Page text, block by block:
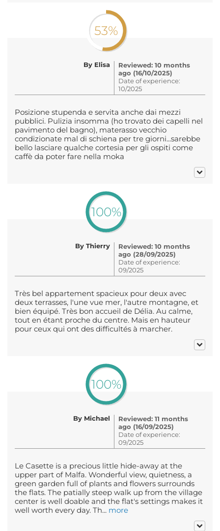
53%
By Elisa
Reviewed: 10 months
ago (16/10/2025)
Date of experience:
10/2025
Posizione stupenda e servita anche dai mezzi
pubblici. Pulizia insomma (ho trovato dei capelli nel
pavimento del bagno), materasso vecchio
condizionate mal di schiena per tre giorni...sarebbe
bello lasciare qualche cortesia per gli ospiti come
caffè da poter fare nella moka
100%
By Thierry
Reviewed: 10 months
ago (28/09/2025)
Date of experience:
09/2025
Très bel appartement spacieux pour deux avec
deux terrasses, l'une vue mer, l'autre montagne, et
bien équipé. Très bon accueil de Délia. Au calme,
tout en étant proche du centre. Mais en hauteur
pour ceux qui ont des difficultés à marcher.
100%
By Michael
Reviewed: 11 months
ago (16/09/2025)
Date of experience:
09/2025
Le Casette is a precious little hide-away at the
upper part of Malfa. Wonderful view, quietness, a
green garden full of plants and flowers surrounds
the flats. The patially steep walk up from the village
center is well doable and the flat's settings makes it
well worth every day. Th... more